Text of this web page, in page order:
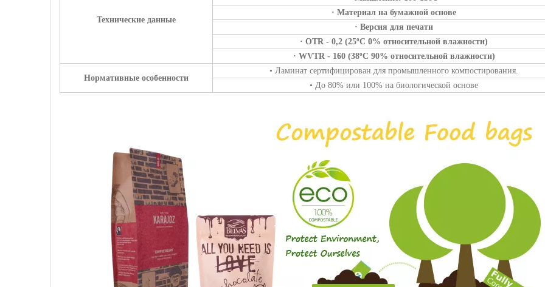
Технические данные
· Материал на бумажной основе
· Версия для печати
· OTR - 0,2 (25ºC 0% относительной влажности)
· WVTR - 160 (38ºC 90% относительной влажности)
Нормативные особенности
• Ламинат сертифицирован для промышленного компостирования.
• До 80% или 100% на биологической основе